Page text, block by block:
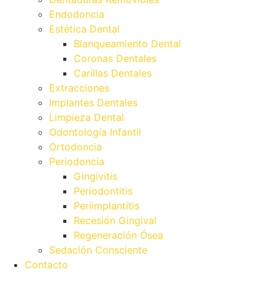
Endodoncia
Estética Dental
Blanqueamiento Dental
Coronas Dentales
Carillas Dentales
Extracciones
Implantes Dentales
Limpieza Dental
Odontología Infantil
Ortodoncia
Periodoncia
Gingivitis
Periodontitis
Periimplantitis
Recesión Gingival
Regeneración Ósea
Sedación Consciente
Contacto